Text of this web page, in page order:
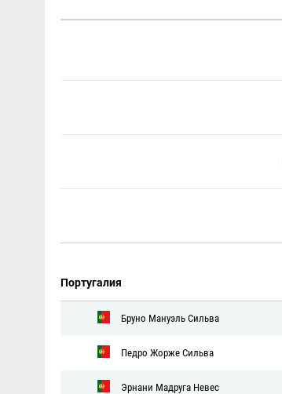
Португалия
Бруно Мануэль Сильва
Педро Жорже Сильва
Эрнани Мадруга Невес